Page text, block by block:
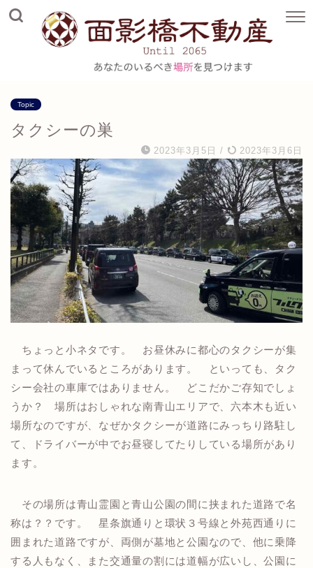
Topic
タクシーの巣
2023年3月5日 / 2023年3月6日
ちょっと小ネタです。 お昼休みに都心のタクシーが集
まって休んでいるところがあります。 といっても、タク
シー会社の車庫ではありません。 どこだかご存知でしょ
うか？ 場所はおしゃれな南青山エリアで、六本木も近い
場所なのですが、なぜかタクシーが道路にみっちり路駐し
て、ドライバーが中でお昼寝してたりしている場所があり
ます。
その場所は青山霊園と青山公園の間に挟まれた道路で名
称は？？です。 星条旗通りと環状３号線と外苑西通りに
囲まれた道路ですが、両側が墓地と公園なので、他に乗降
する人もなく、また交通量の割には道幅が広いし、公園に